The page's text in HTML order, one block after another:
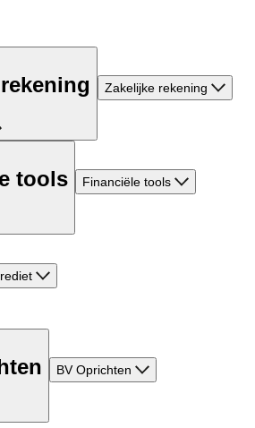
Zakelijke rekening
tools Financiële tools
BV Oprichten